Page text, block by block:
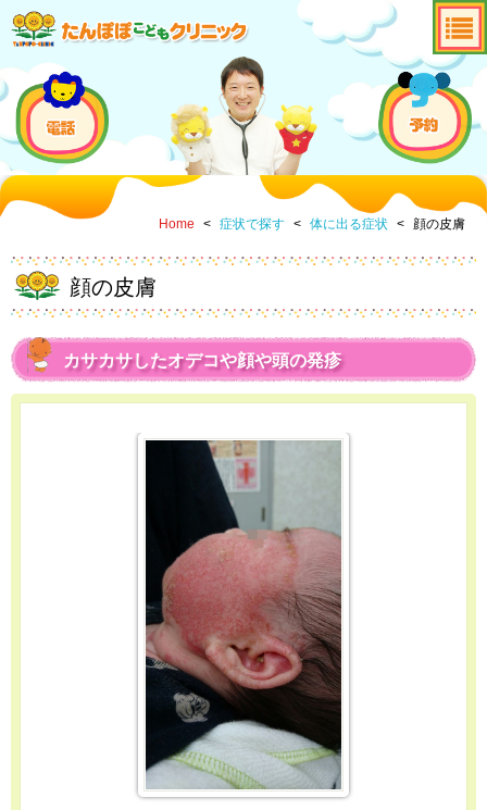
Home < 症状で探す < 体に出る症状 < 顔の皮膚
顔の皮膚
カサカサしたオデコや顔や頭の発疹